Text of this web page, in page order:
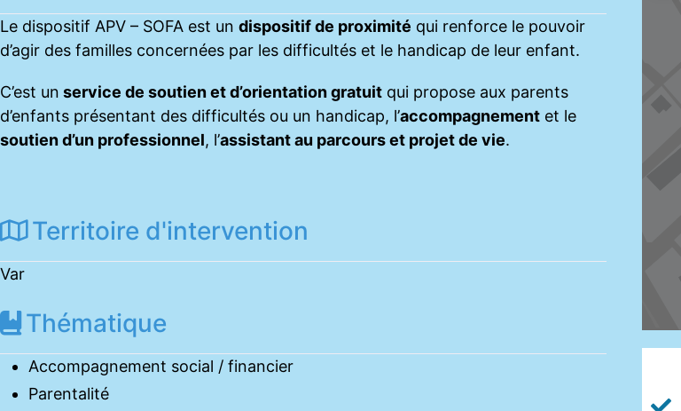
Le dispositif APV – SOFA est un dispositif de proximité qui renforce le pouvoir
d’agir des familles concernées par les difficultés et le handicap de leur enfant.
C’est un service de soutien et d’orientation gratuit qui propose aux parents
d’enfants présentant des difficultés ou un handicap, l’accompagnement et le
soutien d’un professionnel, l’assistant au parcours et projet de vie.
Territoire d'intervention
Var
Thématique
Accompagnement social / financier
Parentalité